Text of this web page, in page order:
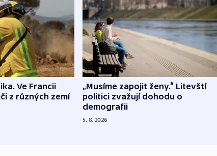
Ve Francii
z různých zemí
„Musíme zapojit ženy.“ Litevští
politici zvažují dohodu o
demografii
5. 8. 2026